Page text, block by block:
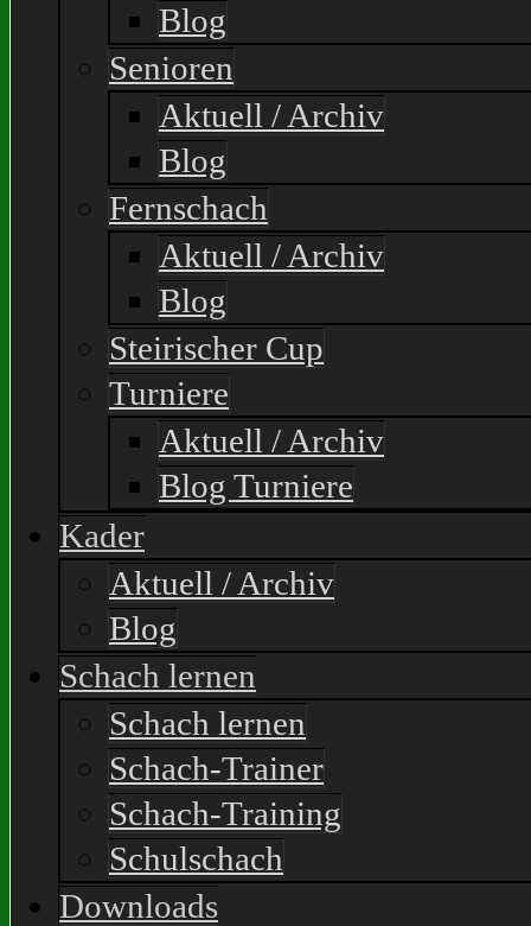
Blog
Senioren
Aktuell / Archiv
Blog
Fernschach
Aktuell / Archiv
Blog
Steirischer Cup
Turniere
Aktuell / Archiv
Blog Turniere
Kader
Aktuell / Archiv
Blog
Schach lernen
Schach lernen
Schach-Trainer
Schach-Training
Schulschach
Downloads